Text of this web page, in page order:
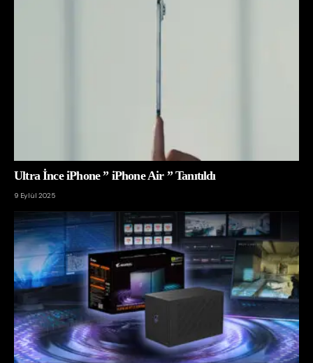
Ultra İnce iPhone ” iPhone Air ” Tanıtıldı
9 Eylül 2025